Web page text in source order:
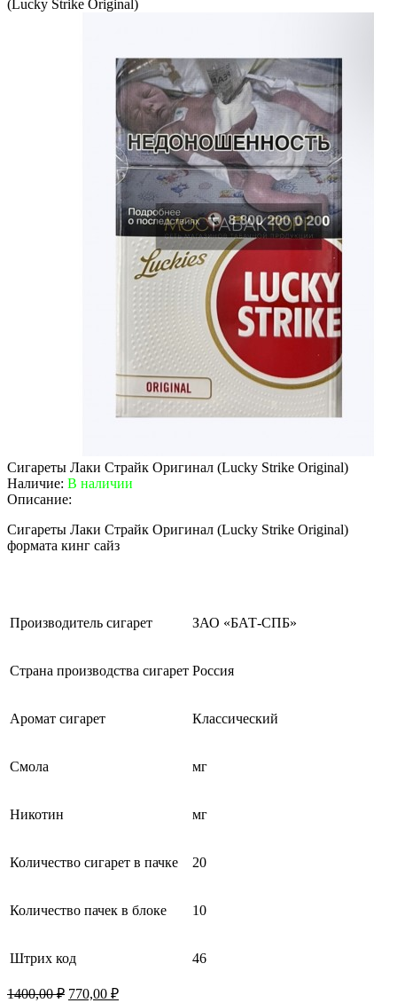
(Lucky Strike Original)
Сигареты Лаки Страйк Оригинал (Lucky Strike Original)
Наличие: В наличии
Описание:
Сигареты Лаки Страйк Оригинал (Lucky Strike Original)
формата кинг сайз
Производитель сигарет ЗАО «БАТ-СПБ»
Страна производства сигарет Россия
Аромат сигарет Классический
Смола мг
Никотин мг
Количество сигарет в пачке 20
Количество пачек в блоке 10
Штрих код 46
1400,00₽ Первоначальная
770,00 ₽Текущая